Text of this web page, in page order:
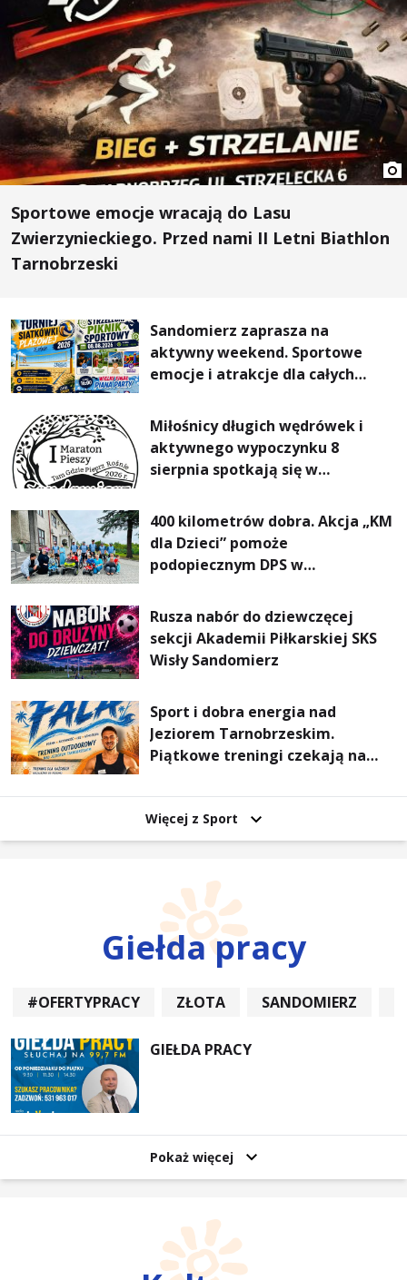
Sportowe emocje wracają do Lasu
Zwierzynieckiego. Przed nami II Letni Biathlon
Tarnobrzeski
Sandomierz zaprasza na
aktywny weekend. Sportowe
emocje i atrakcje dla całych
Miłośnicy długich wędrówek i
aktywnego wypoczynku 8
sierpnia spotkają się w
Pieszym „Tam Gdzie Pieprz
Rośnie”
400 kilometrów dobra. Akcja „KM
dla Dzieci” pomoże
podopiecznym DPS w
Rusza nabór do dziewczęcej
sekcji Akademii Piłkarskiej SKS
Wisły Sandomierz
Sport i dobra energia nad
Jeziorem Tarnobrzeskim.
Piątkowe treningi czekają na
Więcej z Sport
Giełda pracy
#OFERTYPRACY ZŁOTA SANDOMIERZ
GIEŁDA PRACY
Pokaż więcej